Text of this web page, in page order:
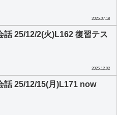
2025.07.18
話 25/12/2(火)L162 復習テス
2025.12.02
話 25/12/15(月)L171 now